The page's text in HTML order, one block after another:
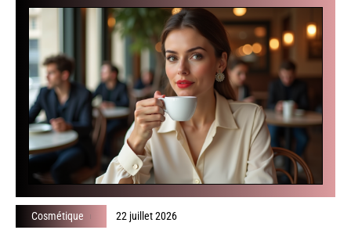
Cosmétique 22 juillet 2026